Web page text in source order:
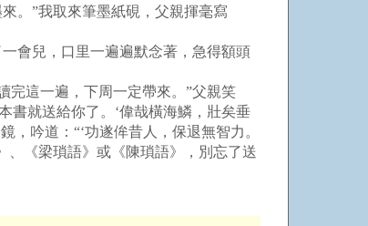
。”我取來筆墨紙硯，父親揮毫寫
會兒，口里一遍遍默念著，急得額頭
這一遍，下周一定帶來。”父親笑
書就送給你了。‘偉哉橫海鱗，壯矣垂
吟道：“‘功遂侔昔人，保退無智力。
《梁瑣語》或《陳瑣語》，別忘了送